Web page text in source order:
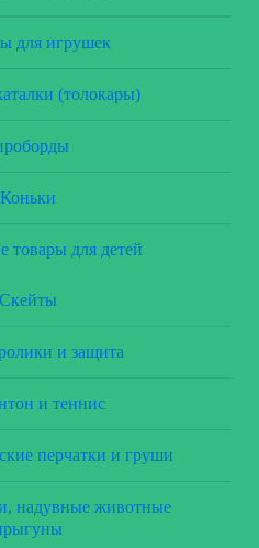
для игрушек
(толокары)
Коньки
товары для детей
Скейты
и защита
и теннис
перчатки и груши
надувные животные